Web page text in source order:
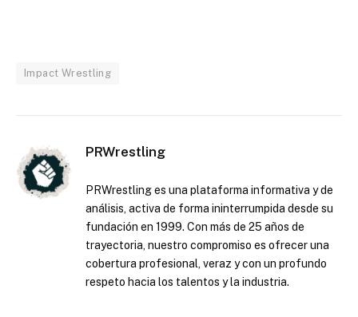
Impact Wrestling
PRWrestling
PRWrestling es una plataforma informativa y de
análisis, activa de forma ininterrumpida desde su
fundación en 1999. Con más de 25 años de
trayectoria, nuestro compromiso es ofrecer una
cobertura profesional, veraz y con un profundo
respeto hacia los talentos y la industria.